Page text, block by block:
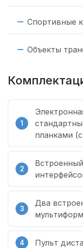
Спортивные
Объекты
планками
Два
Пульт